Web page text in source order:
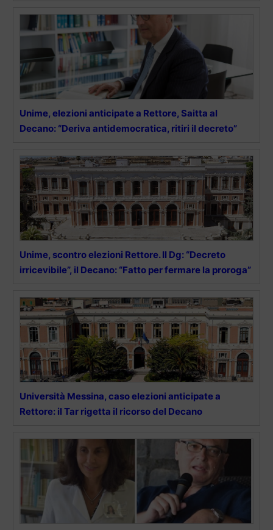
Unime, elezioni anticipate a Rettore, Saitta al
Decano: “Deriva antidemocratica, ritiri il decreto”
Unime, scontro elezioni Rettore. Il Dg: “Decreto
irricevibile”, il Decano: “Fatto per fermare la proroga”
Università Messina, caso elezioni anticipate a
Rettore: il Tar rigetta il ricorso del Decano